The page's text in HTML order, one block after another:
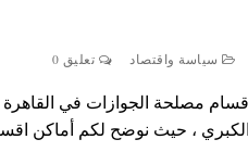
سياسة واقتصاد تعليق 0
مصلحة الجوازات في
، حيث نوضح لكم أماكن